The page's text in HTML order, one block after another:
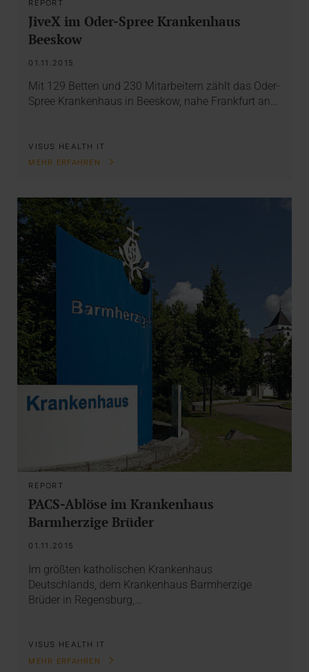
REPORT
JiveX im Oder-Spree Krankenhaus
Beeskow
01.11.2015
Mit 129 Betten und 230 Mitarbeitern zählt das Oder-
Spree Krankenhaus in Beeskow, nahe Frankfurt an…
VISUS HEALTH IT
MEHR ERFAHREN
REPORT
PACS-Ablöse im Krankenhaus
Barmherzige Brüder
01.11.2015
Im größten katholischen Krankenhaus
Deutschlands, dem Krankenhaus Barmherzige
Brüder in Regensburg,…
VISUS HEALTH IT
MEHR ERFAHREN